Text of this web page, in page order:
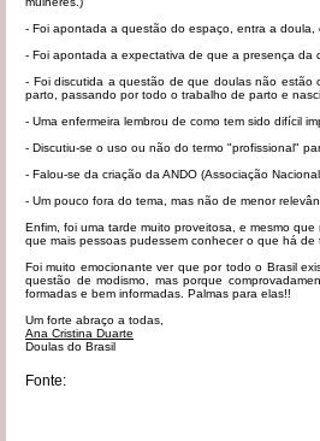
- Foi apontada a questão do espaço, entra a
- Foi apontada a expectativa de que a presença da
- Foi discutida a questão de que doulas não estão
parto, passando por todo o trabalho de parto e
- Uma enfermeira lembrou de como tem sido difícil
- Discutiu-se o uso ou não do termo "profissional"
- Falou-se da criação da ANDO (Associação
- Um pouco fora do tema, mas não de menor
Enfim, foi uma tarde muito proveitosa, e mesmo
que mais pessoas pudessem conhecer o que há
Foi muito emocionante ver que por todo o Brasil
questão de modismo, mas porque
formadas e bem informadas. Palmas para elas!!
Um forte abraço a todas,
Ana Cristina Duarte
Doulas do Brasil
Fonte: